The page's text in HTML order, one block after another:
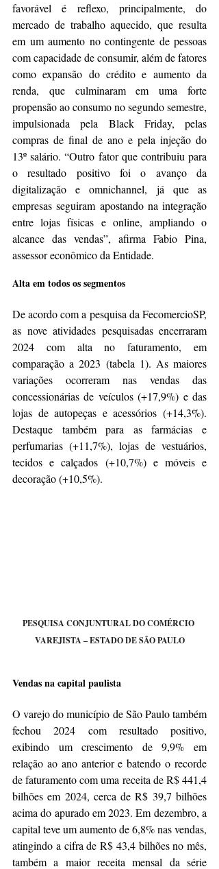
favorável é reflexo, principalmente, do
mercado de trabalho aquecido, que resulta
em um aumento no contingente de pessoas
com capacidade de consumir, além de fatores
como expansão do crédito e aumento da
renda, que culminaram em uma forte
propensão ao consumo no segundo semestre,
impulsionada pela Black Friday, pelas
compras de final de ano e pela injeção do
13º salário. “Outro fator que contribuiu para
o resultado positivo foi o avanço da
digitalização e omnichannel, já que as
empresas seguiram apostando na integração
entre lojas físicas e online, ampliando o
alcance das vendas”, afirma Fabio Pina,
assessor econômico da Entidade.
Alta em todos os segmentos
De acordo com a pesquisa da FecomercioSP,
as nove atividades pesquisadas encerraram
2024 com alta no faturamento, em
comparação a 2023 (tabela 1). As maiores
variações ocorreram nas vendas das
concessionárias de veículos (+17,9%) e das
lojas de autopeças e acessórios (+14,3%).
Destaque também para as farmácias e
perfumarias (+11,7%), lojas de vestuários,
tecidos e calçados (+10,7%) e móveis e
decoração (+10,5%).
PESQUISA CONJUNTURAL DO COMÉRCIO
VAREJISTA – ESTADO DE SÃO PAULO
Vendas na capital paulista
O varejo do município de São Paulo também
fechou 2024 com resultado positivo,
exibindo um crescimento de 9,9% em
relação ao ano anterior e batendo o recorde
de faturamento com uma receita de R$ 441,4
bilhões em 2024, cerca de R$ 39,7 bilhões
acima do apurado em 2023. Em dezembro, a
capital teve um aumento de 6,8% nas vendas,
atingindo a cifra de R$ 43,4 bilhões no mês,
também a maior receita mensal da série